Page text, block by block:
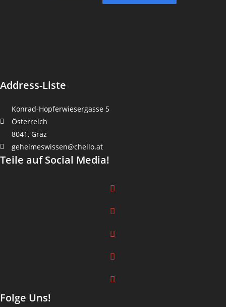
Address-Liste
Konrad-Hopferwiesergasse 5
Österreich
8041, Graz
geheimeswissen@chello.at
Teile auf Social Media!
Folge Uns!